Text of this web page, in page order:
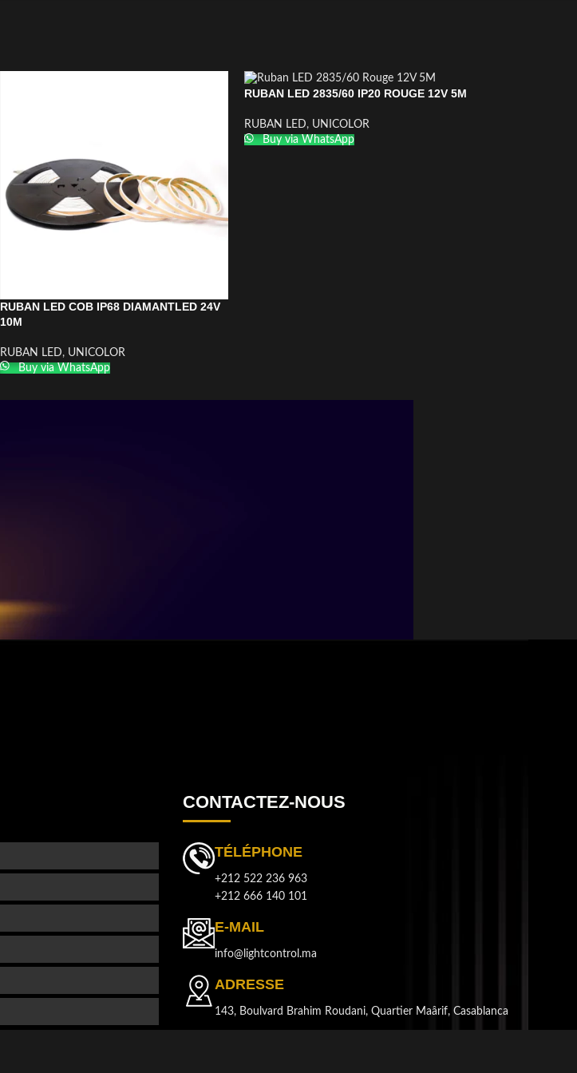
RUBAN LED COB IP68 DIAMANTLED 24V
10M
RUBAN LED, UNICOLOR
Buy via WhatsApp
RUBAN LED 2835/60 IP20 ROUGE 12V 5M
RUBAN LED, UNICOLOR
Buy via WhatsApp
CONTACTEZ-NOUS
TÉLÉPHONE
+212 522 236 963
+212 666 140 101
E-MAIL
info@lightcontrol.ma
ADRESSE
143, Boulvard Brahim Roudani, Quartier Maârif, Casablanca